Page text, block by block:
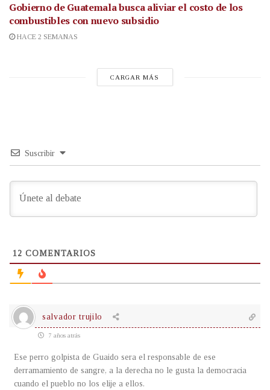
Gobierno de Guatemala busca aliviar el costo de los
combustibles con nuevo subsidio
HACE 2 SEMANAS
CARGAR MÁS
Suscribir
12 COMENTARIOS
salvador trujilo
7 años atrás
Ese perro golpista de Guaido sera el responsable de ese
derramamiento de sangre, a la derecha no le gusta la democracia
cuando el pueblo no los elije a ellos.